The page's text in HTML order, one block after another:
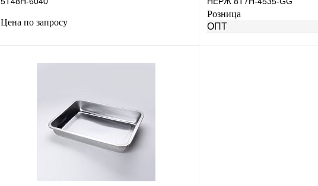
Цена по запросу
В избранное Под заказ
Розница
ОПТ